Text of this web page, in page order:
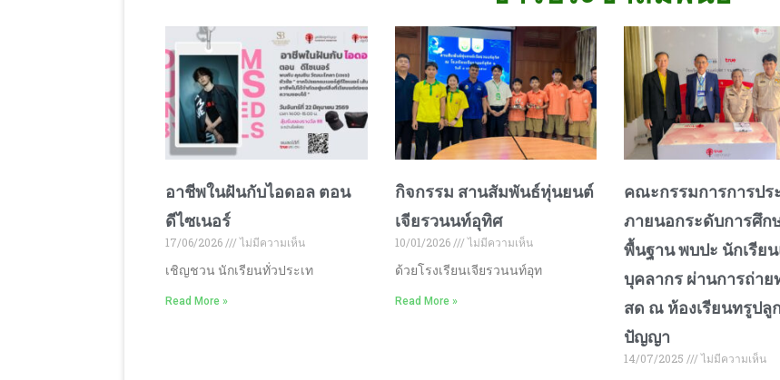
อาชีพในฝันกับไอดอล ตอน
ดีไซเนอร์
17/06/2026
ไม่มีความเห็น
เชิญชวน นักเรียนทั่วประเท
Read More »
กิจกรรม สานสัมพันธ์หุ่นยนต์
เจียรวนนท์อุทิศ
10/01/2026
ไม่มีความเห็น
ด้วยโรงเรียนเจียรวนนท์อุท
Read More »
คณะกรรมการการปร
ภายนอกระดับการศึก
พื้นฐาน พบปะ นักเรีย
บุคลากร ผ่านการถ่าย
สด ณ ห้องเรียนทรูปลู
ปัญญา
14/07/2025 ไม่มีความเห็น